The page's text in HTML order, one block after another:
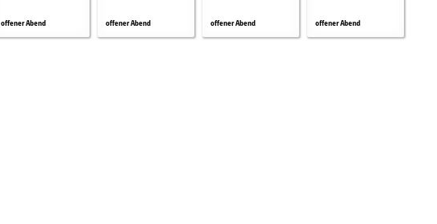
offener Abend offener Abend offener Abend offener Abend